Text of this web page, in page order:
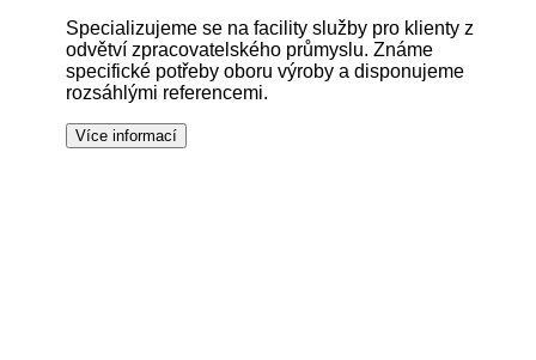
Specializujeme se na facility služby pro klienty z
odvětví zpracovatelského průmyslu. Známe
specifické potřeby oboru výroby a disponujeme
rozsáhlými referencemi.